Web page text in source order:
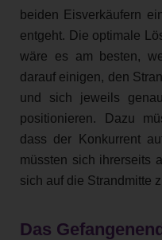
beiden Eisverkäufern
entgeht. Die optimale
wäre es am besten,
darauf einigen, den
und sich jeweils
positionieren. Dazu
dass der Konkurrent
müssten sich ihrerseits
sich auf die Strandmitte
Das